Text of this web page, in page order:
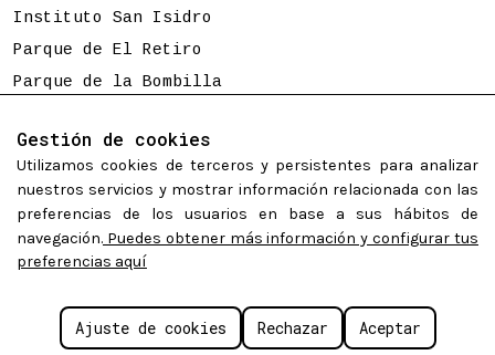
Gestión de cookies
Utilizamos cookies de terceros y persistentes para analizar
nuestros servicios y mostrar información relacionada con las
preferencias de los usuarios en base a sus hábitos de
navegación. Puedes obtener más información y configurar tus
preferencias aquí
Ajuste de cookies Rechazar Aceptar
Instituto San Isidro
Parque de El Retiro
Parque de la Bombilla
Programación sujeta a cambios
Algunos derechos reservados.
Políticas de cookies
Aviso legal
Accesibilidad web
Configurar cookies